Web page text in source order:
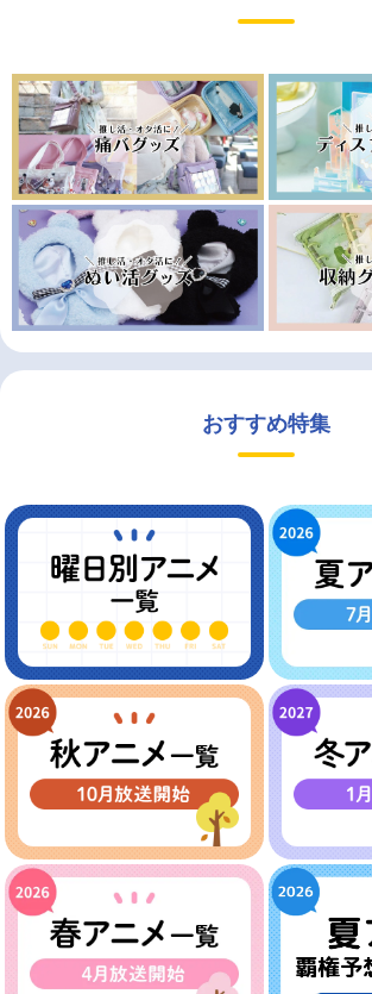
おすすめ特集